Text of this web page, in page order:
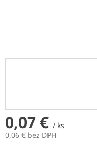
0,07 € / ks
0,06 € bez DPH